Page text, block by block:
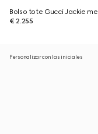
Bolso tote Gucci Jackie
€ 2.255
Personalizar con las iniciales